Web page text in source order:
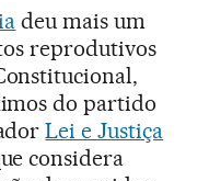
deu mais um
reprodutivos
do partido
Lei e Justiça
considera